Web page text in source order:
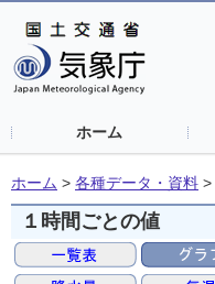
ホーム
ホーム > 各種データ・資料 >
１時間ごとの値